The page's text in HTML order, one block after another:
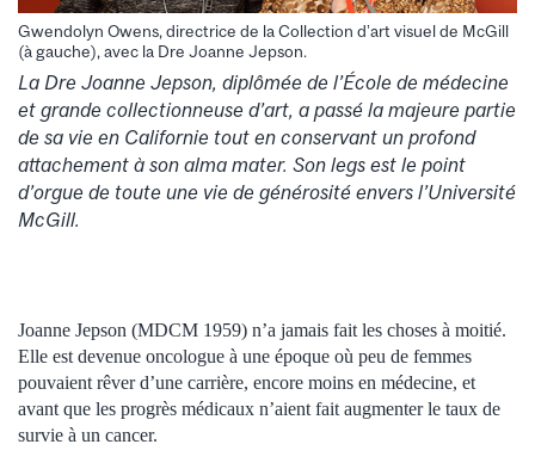
Gwendolyn Owens, directrice de la Collection d’art visuel de McGill
(à gauche), avec la Dre Joanne Jepson.
La Dre Joanne Jepson, diplômée de l’École de médecine
et grande collectionneuse d’art, a passé la majeure partie
de sa vie en Californie tout en conservant un profond
attachement à son alma mater. Son legs est le point
d’orgue de toute une vie de générosité envers l’Université
McGill.
Joanne Jepson (MDCM 1959) n’a jamais fait les choses à moitié.
Elle est devenue oncologue à une époque où peu de femmes
pouvaient rêver d’une carrière, encore moins en médecine, et
avant que les progrès médicaux n’aient fait augmenter le taux de
survie à un cancer.